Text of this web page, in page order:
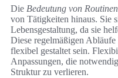
Die Bedeutung von Routinen
von Tätigkeiten hinaus. Sie
Lebensgestaltung, da sie
Diese regelmäßigen
flexibel gestaltet sein.
Anpassungen, die
Struktur zu verlieren.